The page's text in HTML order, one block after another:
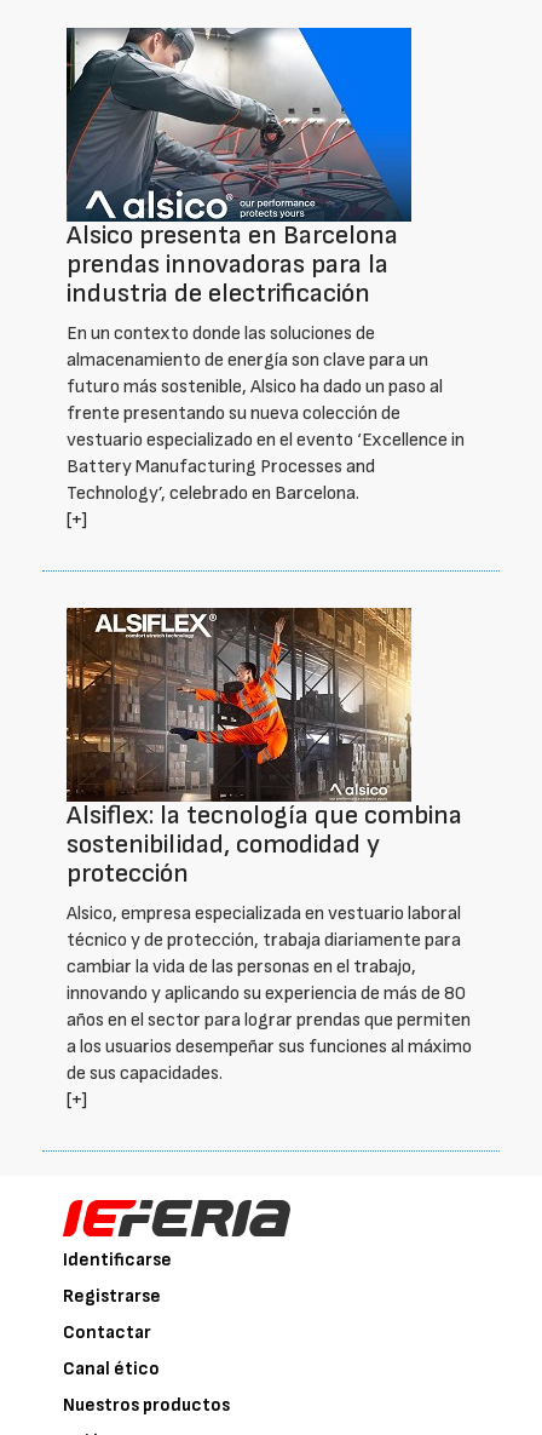
Alsico presenta en Barcelona
prendas innovadoras para la
industria de electrificación
En un contexto donde las soluciones de
almacenamiento de energía son clave para un
futuro más sostenible, Alsico ha dado un paso al
frente presentando su nueva colección de
vestuario especializado en el evento ‘Excellence in
Battery Manufacturing Processes and
Technology’, celebrado en Barcelona.
[+]
Alsiflex: la tecnología que combina
sostenibilidad, comodidad y
protección
Alsico, empresa especializada en vestuario laboral
técnico y de protección, trabaja diariamente para
cambiar la vida de las personas en el trabajo,
innovando y aplicando su experiencia de más de 80
años en el sector para lograr prendas que permiten
a los usuarios desempeñar sus funciones al máximo
de sus capacidades.
[+]
Identificarse
Registrarse
Contactar
Canal ético
Nuestros productos